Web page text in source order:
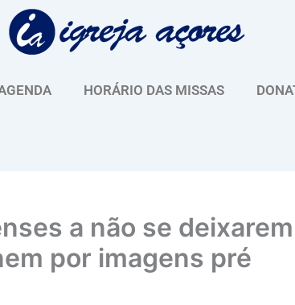
HORÁRIO DAS MISSAS
a não se deixarem
por imagens pré